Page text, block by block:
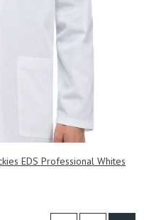
EDS Professional Whites